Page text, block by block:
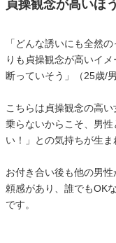
貞操観念が高いほ
「どんな誘いにも全然
りも貞操観念が高いイ
断っていそう」（25歳/
こちらは貞操観念の高
乗らないからこそ、男
い！」との気持ちが生ま
お付き合い後も他の男
頼感があり、誰でもOK
です。